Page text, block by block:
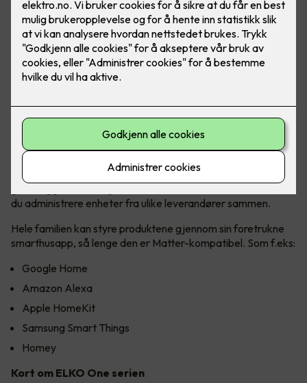
ELKO One Termostat med
Matter RH
Farge: Renhvit. ELKO sin nye Matter Termostat
produkter.
Den er rask og brukervennlig med forhåndsinnstillinger, og
den er enkel å installere og kontrollere. Du trenger ikke
internettforbindelse for å installere eller bruke termostatens
du administrere enheter fra ulike leverandører sammen.
Hele familien kan styre produktene gjennom sin foretrukne
smarthusapp, så lenge den er Matter-kompatibel. Som f.eks:
Google Home
Amazon Alexa
Apple HomeKit
Samsung Smart Things
Homey
Kort om ELKO One serien